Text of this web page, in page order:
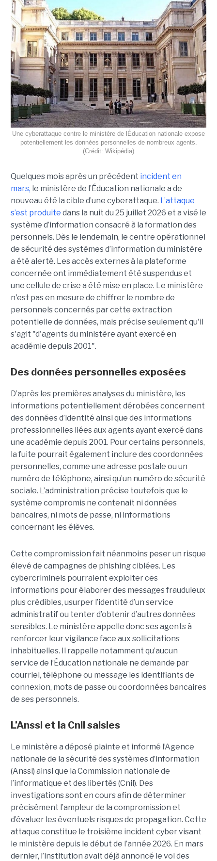
Une cyberattaque contre le ministère de lÉducation nationale expose
potentiellement les données personnelles de nombreux agents.
(Crédit: Wikipédia)
Quelques mois après un précédent incident en
mars, le ministère de l’Éducation nationale a de
nouveau été la cible d’une cyberattaque. L’attaque
s’est produite dans la nuit du 25 juillet 2026 et a visé le
système d’information consacré à la formation des
personnels. Dès le lendemain, le centre opérationnel
de sécurité des systèmes d’information du ministère
a été alerté. Les accès externes à la plateforme
concernée ont immédiatement été suspendus et
une cellule de crise a été mise en place. Le ministère
n'est pas en mesure de chiffrer le nombre de
personnels concernés par cette extraction
potentielle de données, mais précise seulement qu'il
s'agit "d'agents du ministère ayant exercé en
académie depuis 2001".
Des données personnelles exposées
D’après les premières analyses du ministère, les
informations potentiellement dérobées concernent
des données d’identité ainsi que des informations
professionnelles liées aux agents ayant exercé dans
une académie depuis 2001. Pour certains personnels,
la fuite pourrait également inclure des coordonnées
personnelles, comme une adresse postale ou un
numéro de téléphone, ainsi qu’un numéro de sécurité
sociale. L’administration précise toutefois que le
système compromis ne contenait ni données
bancaires, ni mots de passe, ni informations
concernant les élèves.
Cette compromission fait néanmoins peser un risque
élevé de campagnes de phishing ciblées. Les
cybercriminels pourraient exploiter ces
informations pour élaborer des messages frauduleux
plus crédibles, usurper l’identité d’un service
administratif ou tenter d’obtenir d’autres données
sensibles. Le ministère appelle donc ses agents à
renforcer leur vigilance face aux sollicitations
inhabituelles. Il rappelle notamment qu’aucun
service de l’Éducation nationale ne demande par
courriel, téléphone ou message les identifiants de
connexion, mots de passe ou coordonnées bancaires
de ses personnels.
L’Anssi et la Cnil saisies
Le ministère a déposé plainte et informé l’Agence
nationale de la sécurité des systèmes d’information
(Anssi) ainsi que la Commission nationale de
l’informatique et des libertés (Cnil). Des
investigations sont en cours afin de déterminer
précisément l’ampleur de la compromission et
d’évaluer les éventuels risques de propagation. Cette
attaque constitue le troisième incident cyber visant
le ministère depuis le début de l’année 2026. En mars
dernier, l’institution avait déjà annoncé le vol des